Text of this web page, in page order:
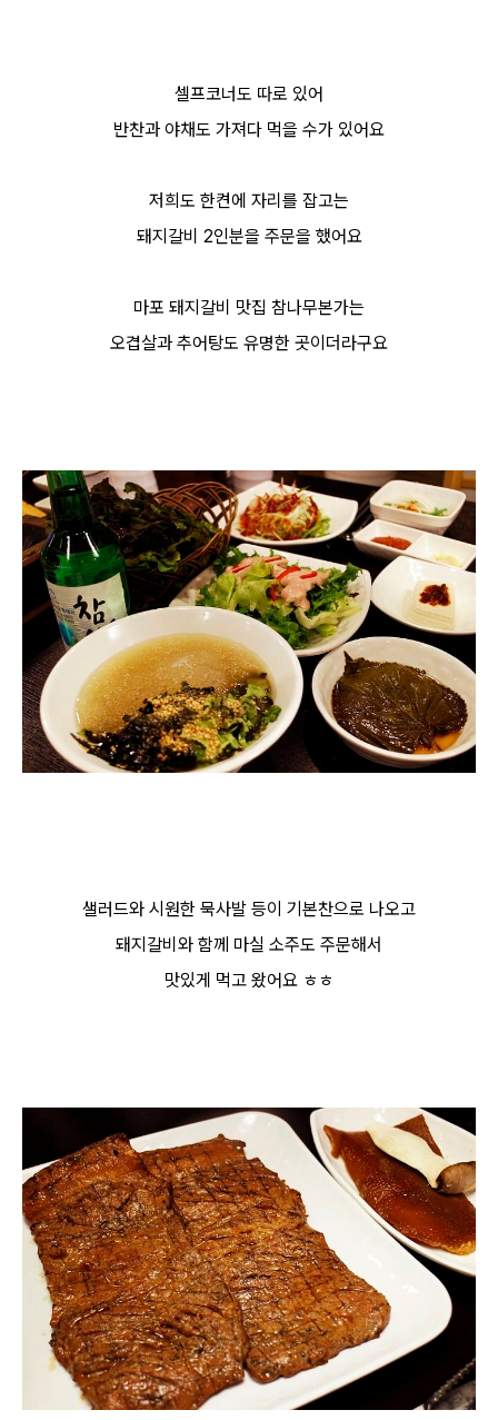
셀프코너도 따로 있어
반찬과 야채도 가져다 먹을 수가 있어요
저희도 한켠에 자리를 잡고는
돼지갈비 2인분을 주문을 했어요
마포 돼지갈비 맛집 참나무본가는
오겹살과 추어탕도 유명한 곳이더라구요
샐러드와 시원한 묵사발 등이 기본찬으로 나오고
돼지갈비와 함께 마실 소주도 주문해서
맛있게 먹고 왔어요 ㅎㅎ